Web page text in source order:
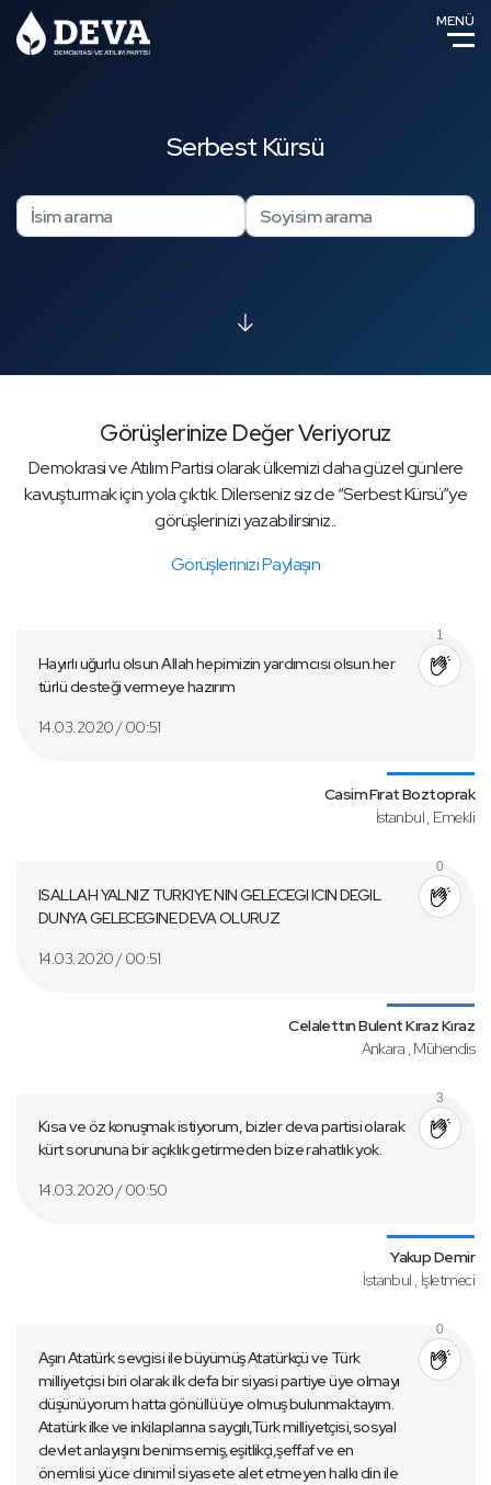
MENÜ
Serbest Kürsü
Görüşlerinize Değer Veriyoruz
Demokrasi ve Atılım Partisi olarak ülkemizi daha güzel günlere
kavuşturmak için yola çıktık. Dilerseniz siz de “Serbest Kürsü”ye
görüşlerinizi yazabilirsiniz..
Görüşlerinizi Paylaşın
Hayırlı uğurlu olsun Allah hepimizin yardımcısı olsun.her
türlü desteği vermeye hazırım
14.03.2020 / 00:51
1
Casim Fırat Boztoprak
İstanbul , Emekli
ISALLAH YALNIZ TURKIYE NIN GELECEGI ICIN DEGIL
DUNYA GELECEGINE DEVA OLURUZ
14.03.2020 / 00:51
0
Celalettın Bulent Kıraz Kıraz
Ankara , Mühendis
Kısa ve öz konuşmak istiyorum, bizler deva partisi olarak
kürt sorununa bir açıklık getirmeden bize rahatlık yok.
14.03.2020 / 00:50
3
Yakup Demir
İstanbul , İşletmeci
Aşırı Atatürk sevgisi ile büyümüş Atatürkçü ve Türk
milliyetçisi biri olarak ilk defa bir siyasi partiye üye olmayı
düşünüyorum hatta gönüllü üye olmuş bulunmaktayım.
Atatürk ilke ve inkilaplarına saygılı,Türk milliyetçisi,sosyal
devlet anlayışını benimsemiş,eşitlikçi,şeffaf ve en
önemlisi yüce dinimiİ siyasete alet etmeyen halkı din ile
0